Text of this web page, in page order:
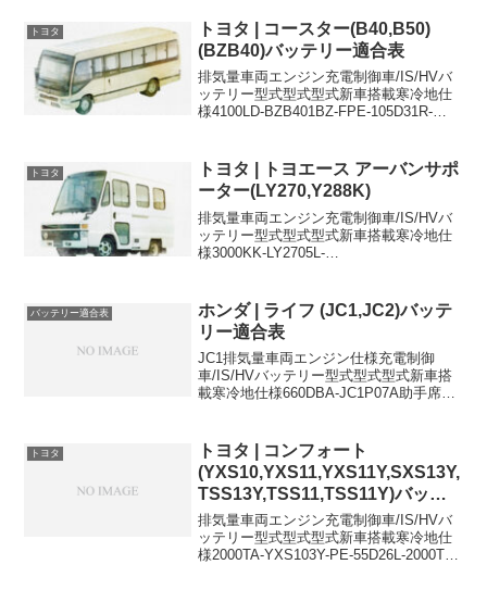
80D...
トヨタ
トヨタ | コースター(B40,B50)
(BZB40)バッテリー適合表
排気量車両エンジン充電制御車/IS/HVバ
ッテリー型式型式型式新車搭載寒冷地仕
様4100LD-BZB401BZ-FPE-105D31R-
はこち...
トヨタ
トヨタ | トヨエース アーバンサポ
ーター(LY270,Y288K)
排気量車両エンジン充電制御車/IS/HVバ
ッテリー型式型式型式新車搭載寒冷地仕
様3000KK-LY2705L-
すすめバッテ...
バッテリー適合表
ホンダ | ライフ (JC1,JC2)バッテ
リー適合表
JC1排気量車両エンジン仕様充電制御
車/IS/HVバッテリー型式型式型式新車搭
載寒冷地仕様660DBA-JC1P07A助手席リ
JC1E07APASTELターボ車/ヒーテットド
アミラー付...
トヨタ
トヨタ | コンフォート
(YXS10,YXS11,YXS11Y,SXS13Y,
TSS13Y,TSS11,TSS11Y)バッテ
リー適合表
排気量車両エンジン充電制御車/IS/HVバ
ッテリー型式型式型式新車搭載寒冷地仕
様2000TA-YXS103Y-PE-55D26L-2000TA-